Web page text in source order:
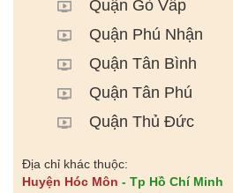
Quận Gò Vấp
Quận Phú Nhận
Quận Tân Bình
Quận Tân Phú
Quận Thủ Đức
Địa chỉ khác thuộc:
Huyện Hóc Môn - Tp Hồ Chí Minh